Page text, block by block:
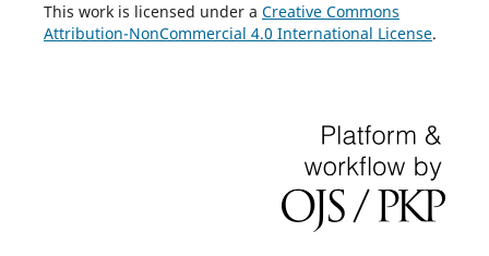
This work is licensed under a Creative Commons
Attribution-NonCommercial 4.0 International License.